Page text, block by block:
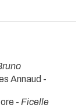
Annaud -
- Ficelle